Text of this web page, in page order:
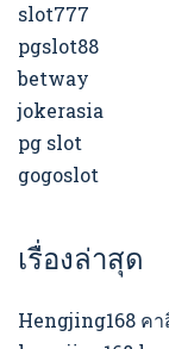
slot777
pgslot88
betway
jokerasia
pg slot
gogoslot
เรื่องล่าสุด
Hengjing168 ค